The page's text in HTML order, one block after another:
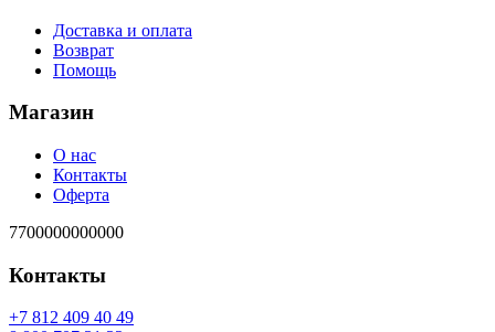
Доставка и оплата
Возврат
Помощь
Магазин
О нас
Контакты
Оферта
7700000000000
Контакты
94 04 904 218 7+